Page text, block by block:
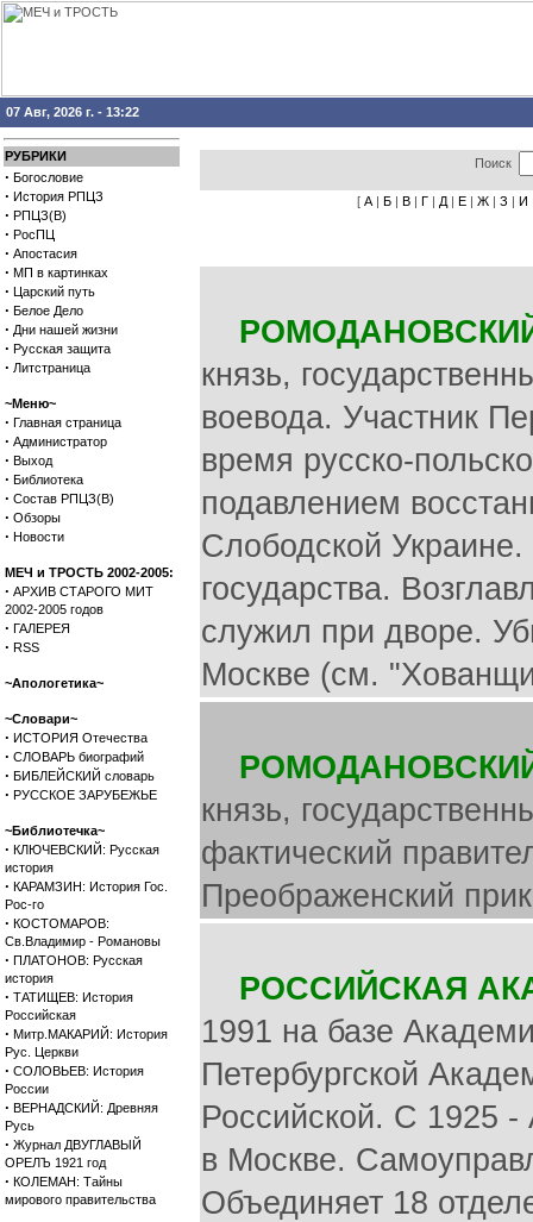
07 Авг, 2026 г. - 13:22
РУБРИКИ
· Богословие
· История РПЦЗ
· РПЦЗ(В)
· РосПЦ
· Апостасия
· МП в картинках
· Царский путь
· Белое Дело
· Дни нашей жизни
· Русская защита
· Литстраница
~Меню~
· Главная страница
· Администратор
· Выход
· Библиотека
· Состав РПЦЗ(В)
· Обзоры
· Новости
МЕЧ и ТРОСТЬ 2002-2005:
· АРХИВ СТАРОГО МИТ
2002-2005 годов
· ГАЛЕРЕЯ
· RSS
~Апологетика~
~Словари~
· ИСТОРИЯ Отечества
· СЛОВАРЬ биографий
· БИБЛЕЙСКИЙ словарь
· РУССКОЕ ЗАРУБЕЖЬЕ
~Библиотечка~
· КЛЮЧЕВСКИЙ: Русская
история
· КАРАМЗИН: История Гос.
Рос-го
· КОСТОМАРОВ:
Св.Владимир - Романовы
· ПЛАТОНОВ: Русская
история
· ТАТИЩЕВ: История
Российская
· Митр.МАКАРИЙ: История
Рус. Церкви
· СОЛОВЬЕВ: История
России
· ВЕРНАДСКИЙ: Древняя
Русь
· Журнал ДВУГЛАВЫЙ
ОРЕЛЪ 1921 год
· КОЛЕМАН: Тайны
мирового правительства
Поиск
[ А | Б | В | Г | Д | Е | Ж | З | И
РОМОДАНОВСКИЙ
князь,
воевода. Участник
время русско-
подавлением
Слободской
государства.
служил при дворе.
Москве (см.
князь,
фактический
Преображенский
РОССИЙСКАЯ
1991 на базе
Петербургской
Российской. С 1925
в Москве.
Объединяет 18